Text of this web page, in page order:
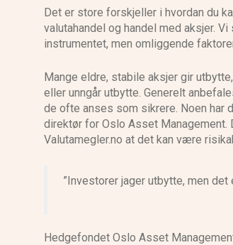
Det er store forskjeller i hvordan du
valutahandel og handel med aksjer.
instrumentet, men omliggende
Mange eldre, stabile aksjer gir
eller unngår utbytte. Generelt
de ofte anses som sikrere. Noen har
direktør for Oslo Asset Management.
Valutamegler.no at det kan være
”Investorer jager utbytte, men
Hedgefondet Oslo Asset